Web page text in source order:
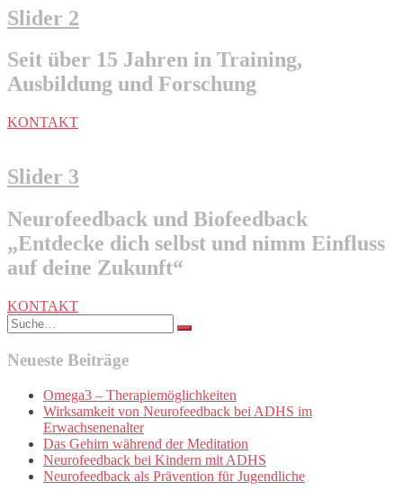
Slider 2
Seit über 15 Jahren in Training,
Ausbildung und Forschung
KONTAKT
Slider 3
Neurofeedback und Biofeedback
„Entdecke dich selbst und nimm Einfluss
auf deine Zukunft“
KONTAKT
Search
for:
Neueste Beiträge
Omega3 – Therapiemöglichkeiten
Wirksamkeit von Neurofeedback bei ADHS im
Erwachsenenalter
Das Gehirn während der Meditation
Neurofeedback bei Kindern mit ADHS
Neurofeedback als Prävention für Jugendliche